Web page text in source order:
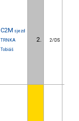
C2M sjezd
TRNKA
Tobiáš
2. 2/DS